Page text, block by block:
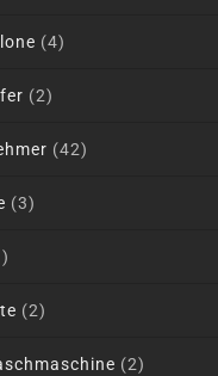
(4)
(2)
(42)
(3)
(2)
(2)